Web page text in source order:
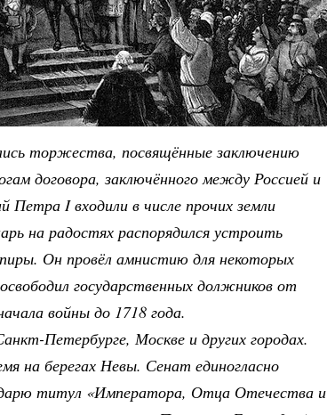
торжества, посвящённые заключению
договора, заключённого между Россией и
Петра I входили в числе прочих земли
на радостях распорядился устроить
Он провёл амнистию для некоторых
государственных должников от
войны до 1718 года.
Петербурге, Москве и других городах.
на берегах Невы. Сенат единогласно
титул «Императора, Отца Отечества и